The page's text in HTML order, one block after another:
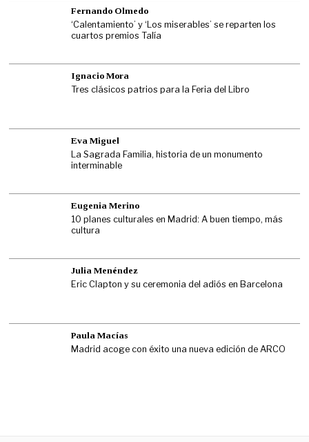
Fernando Olmedo
‘Calentamiento’ y ‘Los miserables’ se reparten los
cuartos premios Talía
Ignacio Mora
Tres clásicos patrios para la Feria del Libro
Eva Miguel
La Sagrada Familia, historia de un monumento
interminable
Eugenia Merino
10 planes culturales en Madrid: A buen tiempo, más
cultura
Julia Menéndez
Eric Clapton y su ceremonia del adiós en Barcelona
Paula Macías
Madrid acoge con éxito una nueva edición de ARCO